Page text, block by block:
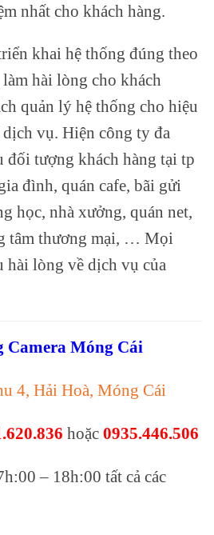
nhất cho khách hàng.
khai hệ thống đúng theo
hài lòng cho khách
quản lý hệ thống cho hiệu
vụ. Hiện công ty đa
đối tượng khách hàng tại tp
đình, quán cafe, bãi gửi
học, nhà xưởng, quán net,
tâm thương mại, … Mọi
hài lòng về dịch vụ của
Camera Móng Cái
4, Hải Hoà, Móng Cái
hoặc 0935.446.506
– 18h:00 tất cả các